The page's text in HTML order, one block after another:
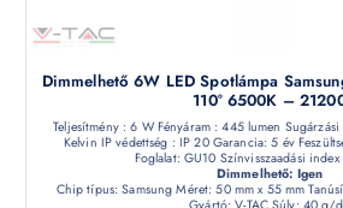
Dimmelhető 6W LED Spotlámpa
110° 6500K –
Teljesítmény : 6 W Fényáram : 445 lumen
Kelvin IP védettség : IP 20 Garancia: 5 év
Foglalat: GU10 Színvisszaadási
Dimmelhető: Igen
Chip típus: Samsung Méret: 50 mm x 55 mm